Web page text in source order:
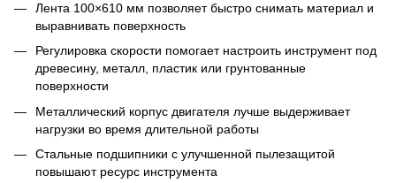
Лента 100×610 мм позволяет быстро снимать материал и
выравнивать поверхность
Регулировка скорости помогает настроить инструмент под
древесину, металл, пластик или грунтованные
поверхности
Металлический корпус двигателя лучше выдерживает
нагрузки во время длительной работы
Стальные подшипники с улучшенной пылезащитой
повышают ресурс инструмента